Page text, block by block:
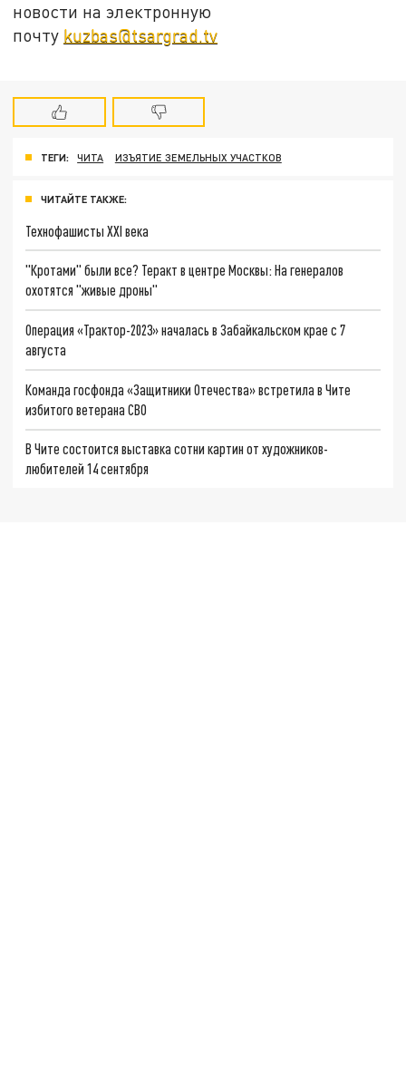
новости на электронную
почту kuzbas@tsargrad.tv
ТЕГИ: ЧИТА ИЗЪЯТИЕ ЗЕМЕЛЬНЫХ УЧАСТКОВ
ЧИТАЙТЕ ТАКЖЕ:
Технофашисты XXI века
"Кротами" были все? Теракт в центре Москвы: На генералов
охотятся "живые дроны"
Операция «Трактор-2023» началась в Забайкальском крае с 7
августа
Команда госфонда «Защитники Отечества» встретила в Чите
избитого ветерана СВО
В Чите состоится выставка сотни картин от художников-
любителей 14 сентября